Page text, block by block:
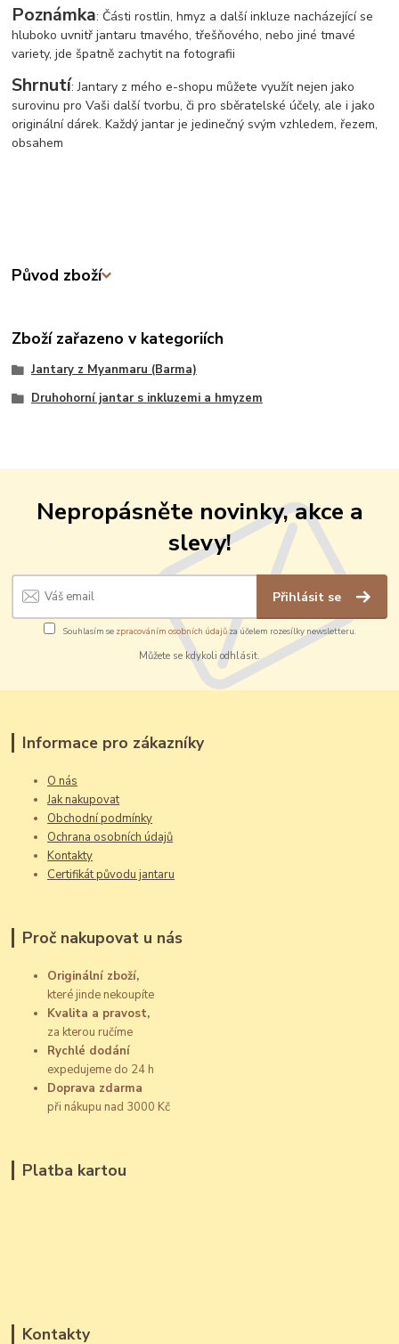
Poznámka: Části rostlin, hmyz a další inkluze nacházející se
hluboko uvnitř jantaru tmavého, třešňového, nebo jiné tmavé
variety, jde špatně zachytit na fotografii
Shrnutí: Jantary z mého e-shopu můžete využít nejen jako
surovinu pro Vaši další tvorbu, či pro sběratelské účely, ale i jako
originální dárek. Každý jantar je jedinečný svým vzhledem, řezem,
obsahem
Původ zboží
Zboží zařazeno v kategoriích
Jantary z Myanmaru (Barma)
Druhohorní jantar s inkluzemi a hmyzem
Nepropásněte novinky, akce a
slevy!
Přihlásit se
Souhlasím se zpracováním osobních údajůza účelem rozesílky newsletteru.
Můžete se kdykoli odhlásit.
Informace pro zákazníky
O nás
Jak nakupovat
Obchodní podmínky
Ochrana osobních údajů
Kontakty
Certifikát původu jantaru
Proč nakupovat u nás
Originální zboží,
které jinde nekoupíte
Kvalita a pravost,
za kterou ručíme
Rychlé dodání
expedujeme do 24 h
Doprava zdarma
při nákupu nad 3000 Kč
Platba kartou
Kontakty